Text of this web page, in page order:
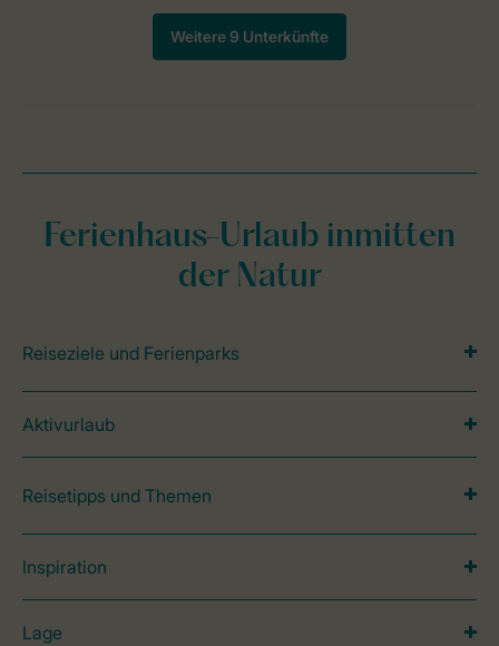
Ferienhaus-Urlaub inmitten
der Natur
Reiseziele und Ferienparks
Aktivurlaub
Reisetipps und Themen
Inspiration
Lage